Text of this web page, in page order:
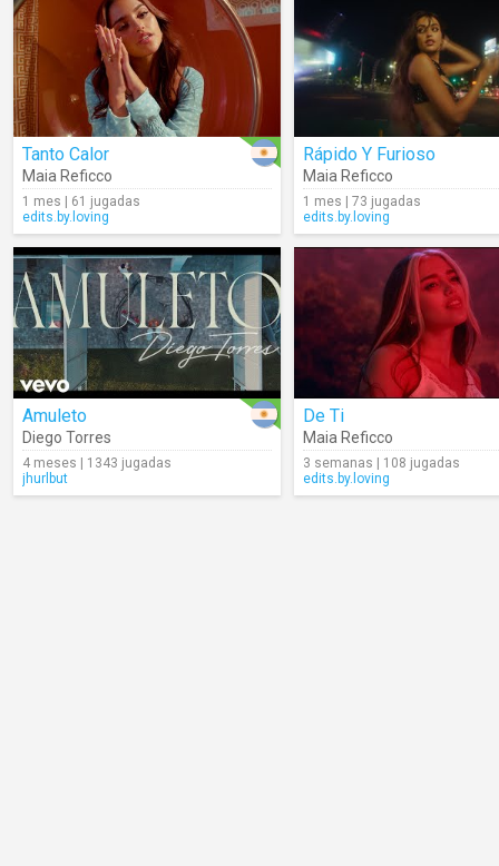
Tanto Calor
Maia Reficco
1 mes | 61 jugadas
edits.by.loving
Rápido Y Furioso
Maia Reficco
1 mes | 73 jugadas
edits.by.loving
Amuleto
Diego Torres
4 meses | 1343 jugadas
jhurlbut
De Ti
Maia Reficco
3 semanas | 108 jugadas
edits.by.loving